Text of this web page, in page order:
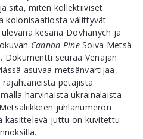
sitä, miten kollektiiviset
kolonisaatiosta välittyvät
kesänä Dovhanych ja
Cannon PineSoiva Metsä
Dokumentti seuraa Venäjän
asuvaa metsänvartijaa,
petäjistä
harvinaista ukrainalaista
juhlanumeron
käsittelevä juttu on kuvitettu